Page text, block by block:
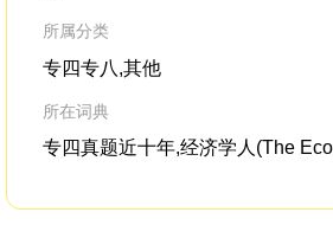
所属分类
专四专八,其他
所在词典
专四真题近十年,经济学人(The